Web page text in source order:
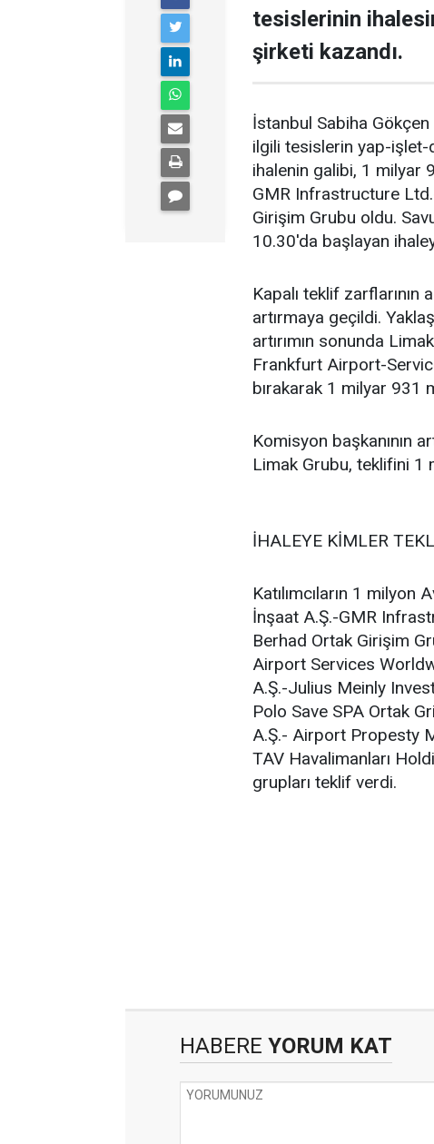
tesislerinin
şirketi kazandı.
İstanbul Sabiha Gökçen
ilgili tesislerin yap-işlet-
ihalenin galibi, 1 milyar
GMR Infrastructure
Girişim Grubu oldu.
10.30'da başlayan
Kapalı teklif zarflarının
artırmaya geçildi.
artırımın sonunda
Frankfurt Airport-
bırakarak 1 milyar 931
Komisyon başkanının
Limak Grubu, teklifini 1
İHALEYE KİMLER
Katılımcıların 1
İnşaat A.Ş.-GMR
Berhad Ortak Girişim
Airport Services
A.Ş.-Julius Meinly
Polo Save SPA Ortak
A.Ş.- Airport Propesty
TAV Havalimanları
grupları teklif verdi.
HABERE YORUM KAT